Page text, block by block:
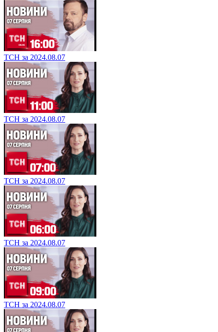
ТСН за 2024.08.07
ТСН за 2024.08.07
ТСН за 2024.08.07
ТСН за 2024.08.07
ТСН за 2024.08.07